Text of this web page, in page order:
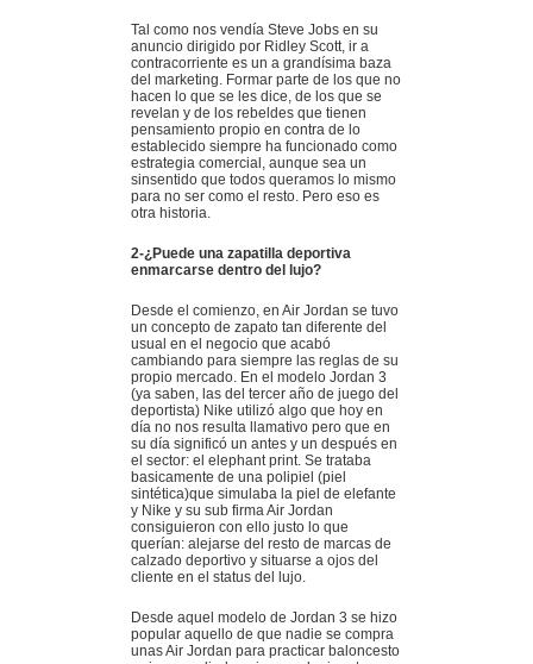
Tal como nos vendía Steve Jobs en su
anuncio dirigido por Ridley Scott, ir a
contracorriente es un a grandísima baza
del marketing. Formar parte de los que no
hacen lo que se les dice, de los que se
revelan y de los rebeldes que tienen
pensamiento propio en contra de lo
establecido siempre ha funcionado como
estrategia comercial, aunque sea un
sinsentido que todos queramos lo mismo
para no ser como el resto. Pero eso es
otra historia.
2-¿Puede una zapatilla deportiva
enmarcarse dentro del lujo?
Desde el comienzo, en Air Jordan se tuvo
un concepto de zapato tan diferente del
usual en el negocio que acabó
cambiando para siempre las reglas de su
propio mercado. En el modelo Jordan 3
(ya saben, las del tercer año de juego del
deportista) Nike utilizó algo que hoy en
día no nos resulta llamativo pero que en
su día significó un antes y un después en
el sector: el elephant print. Se trataba
basicamente de una polipiel (piel
sintética)que simulaba la piel de elefante
y Nike y su sub firma Air Jordan
consiguieron con ello justo lo que
querían: alejarse del resto de marcas de
calzado deportivo y situarse a ojos del
cliente en el status del lujo.
Desde aquel modelo de Jordan 3 se hizo
popular aquello de que nadie se compra
unas Air Jordan para practicar baloncesto